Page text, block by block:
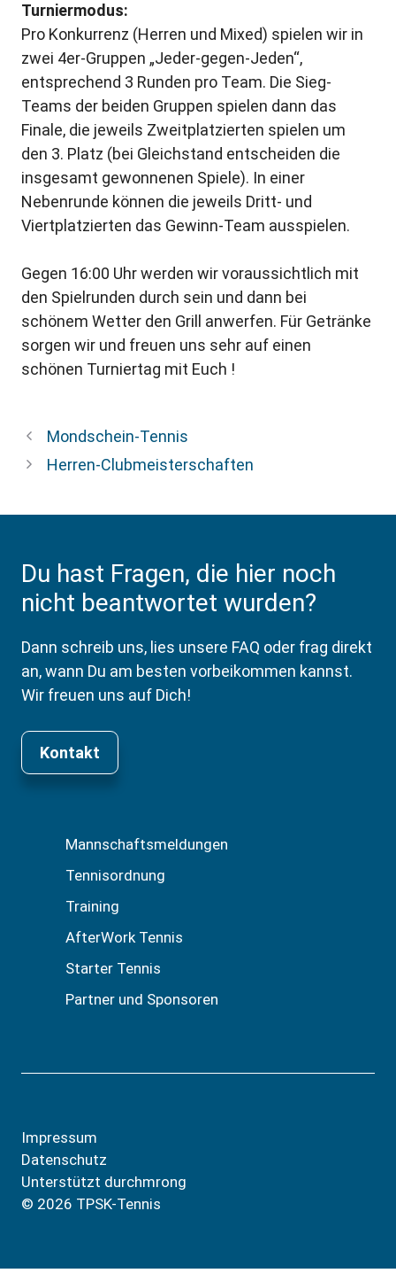
Turniermodus:
Pro Konkurrenz (Herren und Mixed) spielen wir in
zwei 4er-Gruppen „Jeder-gegen-Jeden“,
entsprechend 3 Runden pro Team. Die Sieg-
Teams der beiden Gruppen spielen dann das
Finale, die jeweils Zweitplatzierten spielen um
den 3. Platz (bei Gleichstand entscheiden die
insgesamt gewonnenen Spiele). In einer
Nebenrunde können die jeweils Dritt- und
Viertplatzierten das Gewinn-Team ausspielen.
Gegen 16:00 Uhr werden wir voraussichtlich mit
den Spielrunden durch sein und dann bei
schönem Wetter den Grill anwerfen. Für Getränke
sorgen wir und freuen uns sehr auf einen
schönen Turniertag mit Euch !
Mondschein-Tennis
Herren-Clubmeisterschaften
Du hast Fragen, die hier noch
nicht beantwortet wurden?
Dann schreib uns, lies unsere FAQ oder frag direkt
an, wann Du am besten vorbeikommen kannst.
Wir freuen uns auf Dich!
Kontakt
Mannschaftsmeldungen
Tennisordnung
Training
AfterWork Tennis
Starter Tennis
Partner und Sponsoren
© 2026 TPSK-Tennis
Unterstützt durchmrong
Impressum
Datenschutz